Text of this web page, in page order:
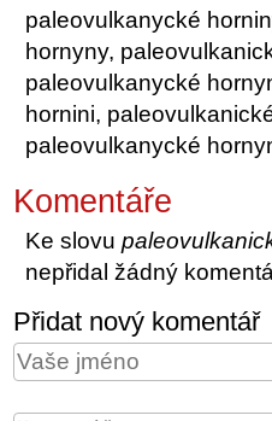
paleovulkanycké
hornyny,
paleovulkanycké
hornini,
paleovulkanycké
Komentáře
Ke slovu
nepřidal žádný
Přidat nový komentář